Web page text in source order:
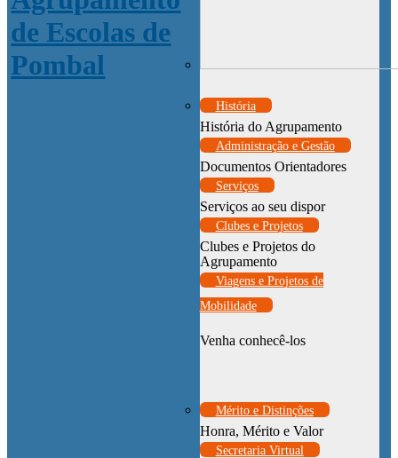
História
História do Agrupamento
Administração e Gestão
Documentos Orientadores
Serviços
Serviços ao seu dispor
Clubes e Projetos
Clubes e Projetos do
Agrupamento
Viagens e Projetos de
Mobilidade
Venha conhecê-los
Mérito e Distinções
Honra, Mérito e Valor
Secretaria Virtual